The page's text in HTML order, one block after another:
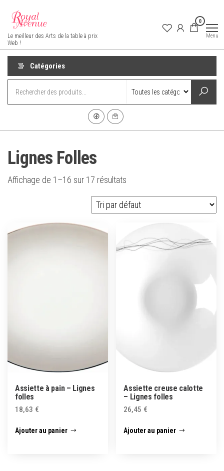
contenu
Royal Avenue
Le meilleur des Arts de la table à prix
Web !
0
Menu
Catégories
Lignes Folles
Affichage de 1–16 sur 17 résultats
Assiette à pain – Lignes
folles
18,63 €
Ajouter au panier
Assiette creuse calotte
– Lignes folles
26,45 €
Ajouter au panier